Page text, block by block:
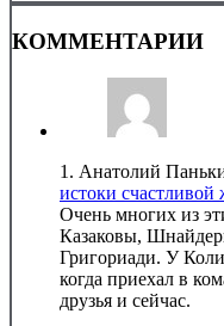
КОММЕНТАРИИ
1. Анатолий
истоки счастливой
Очень многих из
Казаковы,
Григориади. У
когда приехал в
друзья и сейчас.